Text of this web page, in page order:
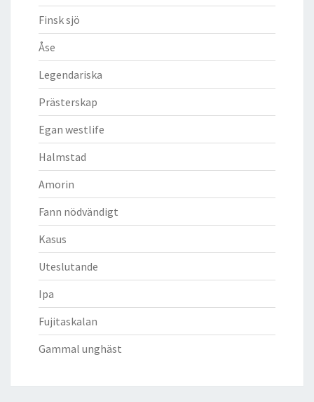
Finsk sjö
Åse
Legendariska
Prästerskap
Egan westlife
Halmstad
Amorin
Fann nödvändigt
Kasus
Uteslutande
Ipa
Fujitaskalan
Gammal unghäst